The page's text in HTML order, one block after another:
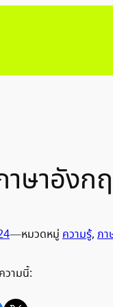
าษาอังก
—หมวดหมู่ ความรู้, ภา
วามนี้: